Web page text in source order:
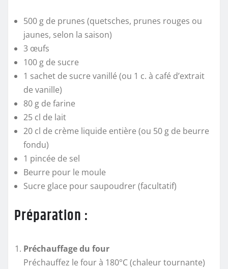
500 g de prunes (quetsches, prunes rouges ou
jaunes, selon la saison)
3 œufs
100 g de sucre
1 sachet de sucre vanillé (ou 1 c. à café d’extrait
de vanille)
80 g de farine
25 cl de lait
20 cl de crème liquide entière (ou 50 g de beurre
fondu)
1 pincée de sel
Beurre pour le moule
Sucre glace pour saupoudrer (facultatif)
Préparation :
Préchauffage du four
Préchauffez le four à 180°C (chaleur tournante)